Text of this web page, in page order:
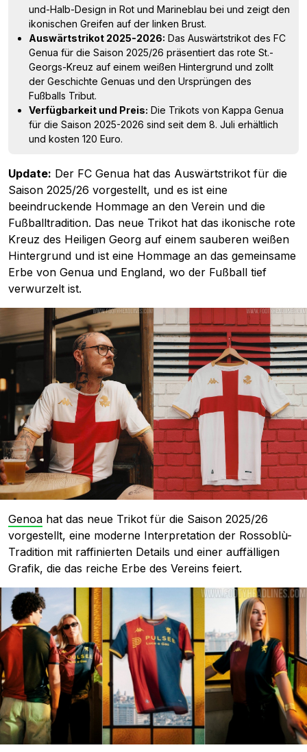
und-Halb-Design in Rot und Marineblau bei und zeigt den
ikonischen Greifen auf der linken Brust.
Auswärtstrikot 2025-2026: Das Auswärtstrikot des FC
Genua für die Saison 2025/26 präsentiert das rote St.-
Georgs-Kreuz auf einem weißen Hintergrund und zollt
der Geschichte Genuas und den Ursprüngen des
Fußballs Tribut.
Verfügbarkeit und Preis: Die Trikots von Kappa Genua
für die Saison 2025-2026 sind seit dem 8. Juli erhältlich
und kosten 120 Euro.
Update: Der FC Genua hat das Auswärtstrikot für die
Saison 2025/26 vorgestellt, und es ist eine
beeindruckende Hommage an den Verein und die
Fußballtradition. Das neue Trikot hat das ikonische rote
Kreuz des Heiligen Georg auf einem sauberen weißen
Hintergrund und ist eine Hommage an das gemeinsame
Erbe von Genua und England, wo der Fußball tief
verwurzelt ist.
Genoa hat das neue Trikot für die Saison 2025/26
vorgestellt, eine moderne Interpretation der Rossoblù-
Tradition mit raffinierten Details und einer auffälligen
Grafik, die das reiche Erbe des Vereins feiert.